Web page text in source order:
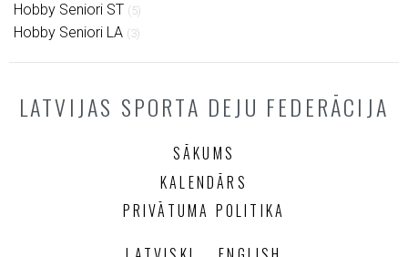
Hobby Seniori ST (5)
Hobby Seniori LA (3)
LATVIJAS SPORTA DEJU FEDERĀCIJA
SĀKUMS
KALENDĀRS
PRIVĀTUMA POLITIKA